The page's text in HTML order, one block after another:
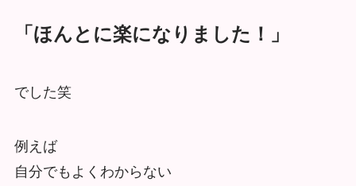
「ほんとに楽になりました！」
でした笑
例えば
自分でもよくわからない